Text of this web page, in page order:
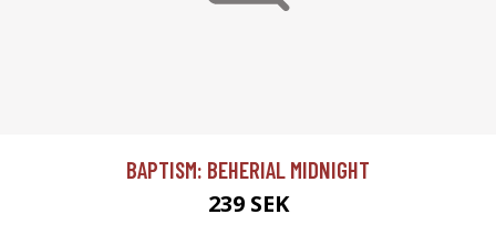
BAPTISM: BEHERIAL MIDNIGHT
239 SEK